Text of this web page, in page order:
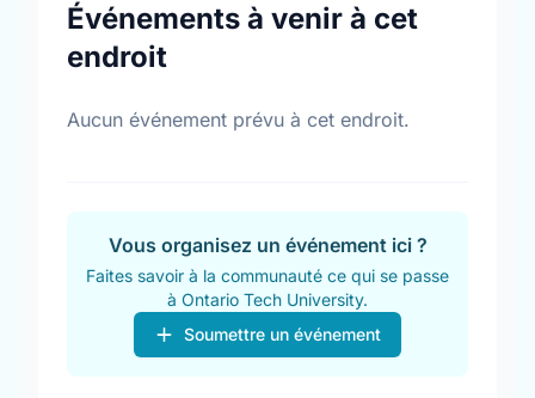
Événements à venir à cet
endroit
Aucun événement prévu à cet endroit.
Vous organisez un événement ici ?
Faites savoir à la communauté ce qui se passe
à Ontario Tech University.
Soumettre un événement